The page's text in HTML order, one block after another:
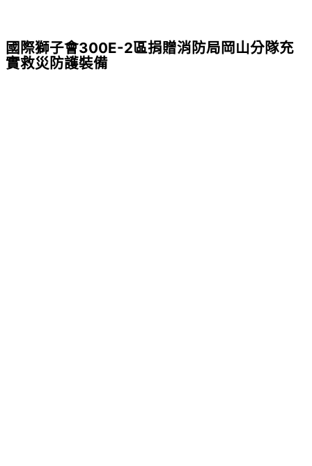
國際獅子會300E-2區捐贈消防局岡山分隊充
實救災防護裝備